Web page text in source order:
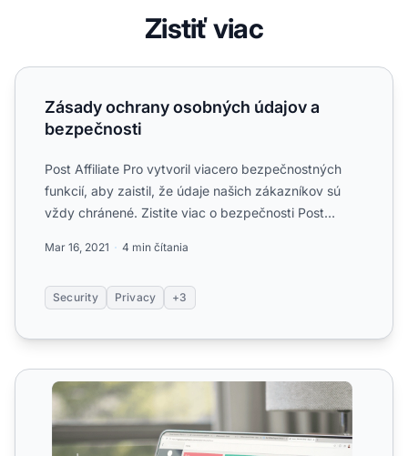
Zistiť viac
Zásady ochrany osobných údajov a bezpečnosti
Zásady ochrany osobných údajov a
bezpečnosti
Post Affiliate Pro vytvoril viacero bezpečnostných
funkcií, aby zaistil, že údaje našich zákazníkov sú
vždy chránené. Zistite viac o bezpečnosti Post
Mar 16, 2021 4 min čítania
Security Privacy +3
Pokročilé bezpečnostné funkcie